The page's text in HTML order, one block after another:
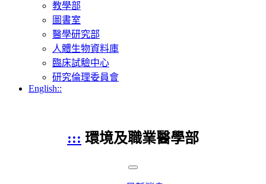
教學部
圖書室
醫學研究部
人體生物資料庫
臨床試驗中心
研究倫理委員會
English::
::: 環境及職業醫學部